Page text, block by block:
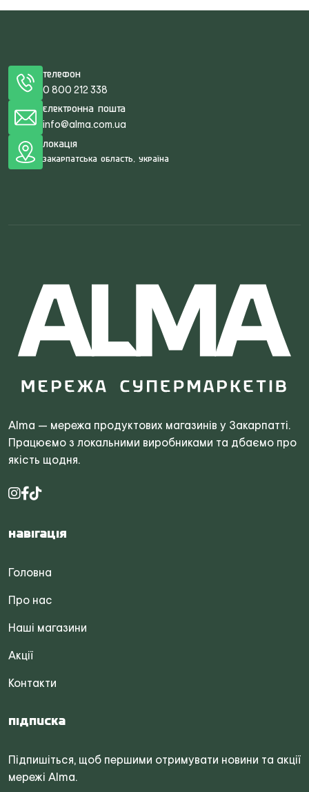
Телефон
0 800 212 338
Електронна пошта
info@alma.com.ua
Локація
Закарпатська область, Україна
Alma — мережа продуктових магазинів у Закарпатті.
Працюємо з локальними виробниками та дбаємо про
якість щодня.
Навігація
Головна
Про нас
Наші магазини
Акції
Контакти
Підписка
Підпишіться, щоб першими отримувати новини та акції
мережі Alma.